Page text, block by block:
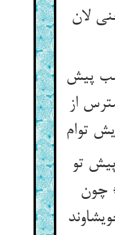
لان
پیش
از
توام‏
تو
چون